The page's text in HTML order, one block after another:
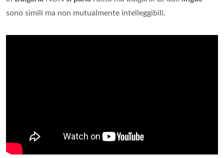
sono simili ma non mutualmente intelleggibili.